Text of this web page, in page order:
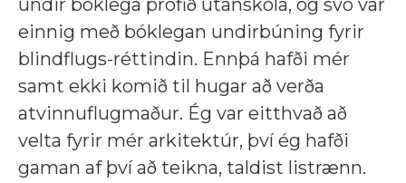
undir bóklega prófið utanskóla, og svo var
einnig með bóklegan undirbúning fyrir
blindflugs-réttindin. Ennþá hafði mér
samt ekki komið til hugar að verða
atvinnuflugmaður. Ég var eitthvað að
velta fyrir mér arkitektúr, því ég hafði
gaman af því að teikna, taldist listrænn.